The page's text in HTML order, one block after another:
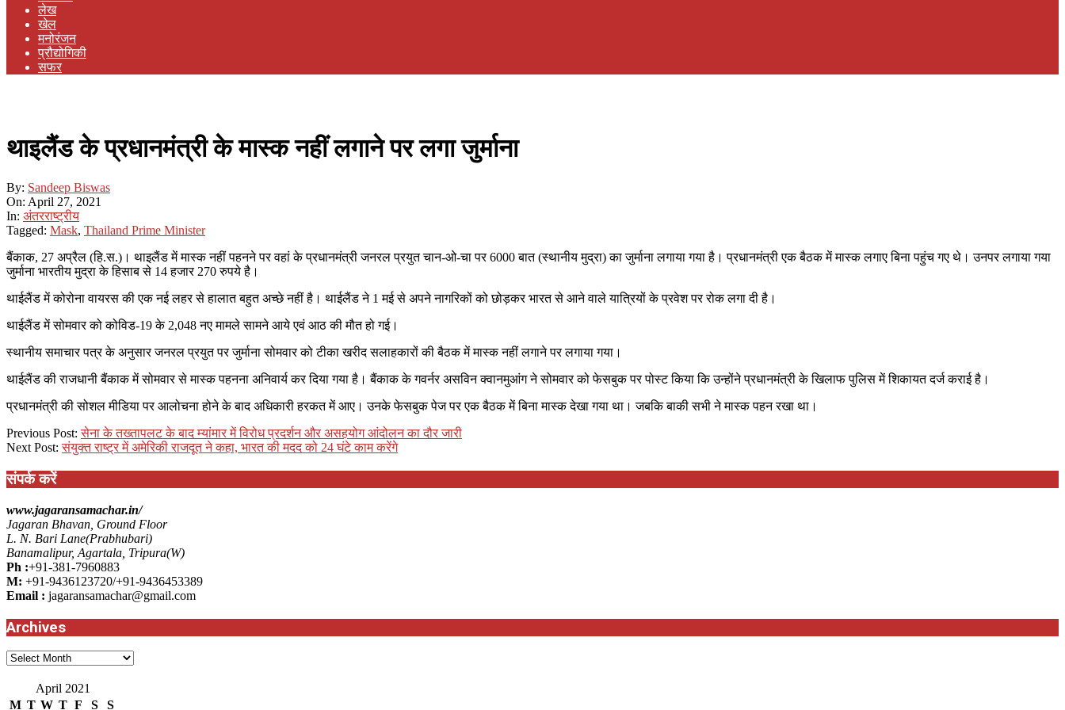
लेख
खेल
मनोरंजन
प्रौद्योगिकी
सफर
थाइलैंड के प्रधानमंत्री के मास्क नहीं लगाने पर लगा जुर्माना
By: Sandeep Biswas
On: April 27, 2021
In: अंतरराष्ट्रीय
Tagged: Mask, Thailand Prime Minister
बैंकाक, 27 अप्रैल (हि.स.)। थाइलैंड में मास्क नहीं पहनने पर वहां के प्रधानमंत्री जनरल प्रयुत चान-ओ-चा पर 6000 बात (स्थानीय मुद्रा) का जुर्माना लगाया गया है। प्रधानमंत्री एक बैठक में मास्क लगाए बिना पहुंच गए थे। उनपर लगाया गया
जुर्माना भारतीय मुद्रा के हिसाब से 14 हजार 270 रुपये है।
थाईलैंड में कोरोना वायरस की एक नई लहर से हालात बहुत अच्छे नहीं है। थाईलैंड ने 1 मई से अपने नागरिकों को छोड़कर भारत से आने वाले यात्रियों के प्रवेश पर रोक लगा दी है।
थाईलैंड में सोमवार को कोविड-19 के 2,048 नए मामले सामने आये एवं आठ की मौत हो गई।
स्थानीय समाचार पत्र के अनुसार जनरल प्रयुत पर जुर्माना सोमवार को टीका खरीद सलाहकारों की बैठक में मास्क नहीं लगाने पर लगाया गया।
थाईलैंड की राजधानी बैंकाक में सोमवार से मास्क पहनना अनिवार्य कर दिया गया है। बैंकाक के गवर्नर असविन क्वानमुआंग ने सोमवार को फेसबुक पर पोस्ट किया कि उन्होंने प्रधानमंत्री के खिलाफ पुलिस में शिकायत दर्ज कराई है।
प्रधानमंत्री की सोशल मीडिया पर आलोचना होने के बाद अधिकारी हरकत में आए। उनके फेसबुक पेज पर एक बैठक में बिना मास्क देखा गया था। जबकि बाकी सभी ने मास्क पहन रखा था।
2021-
04-
Previous Post:सेना के तख्तापलट के बाद म्यांमार में विरोध प्रदर्शन और असहयोग आंदोलन का दौर जारी
Next Post:संयुक्त राष्ट्र में अमेरिकी राजदूत ने कहा, भारत की मदद को 24 घंटे काम करेंगे
संपर्क करें
www.jagaransamachar.in/
Jagaran Bhavan, Ground Floor
L. N. Bari Lane(Prabhubari)
Banamalipur, Agartala, Tripura(W)
Ph :+91-381-7960883
M: +91-9436123720/+91-9436453389
Email : jagaransamachar@gmail.com
Archives
Archives
April 2021
M T W T F S S